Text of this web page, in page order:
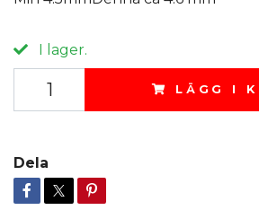
I lager.
LÄGG I
Dela